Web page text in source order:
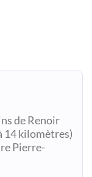
de Renoir
14 kilomètres)
Pierre-